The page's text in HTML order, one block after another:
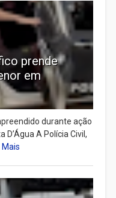
prende
em
durante ação
D’Água A Polícia Civil,
Mais